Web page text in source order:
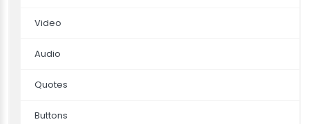
Video
Audio
Quotes
Buttons